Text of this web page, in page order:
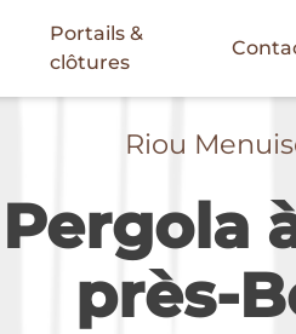
Portails &
clôtures
Riou
Pergola
près-